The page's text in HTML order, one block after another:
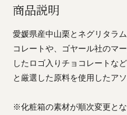
商品説明
愛媛県産中山栗とネグリタラ
コレートや、ゴヤール社のマ
したロゴ入りチョコレートな
と厳選した原料を使用したア
※化粧箱の素材が順次変更と